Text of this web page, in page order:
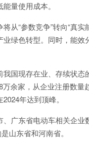
量使用成本。
从“参数竞争”转向“真
绿色转型。同时，能
国现存在业、存续状
余家，从企业注册数
年达到顶峰。
广东省电动车相关企
山东省和河南省。